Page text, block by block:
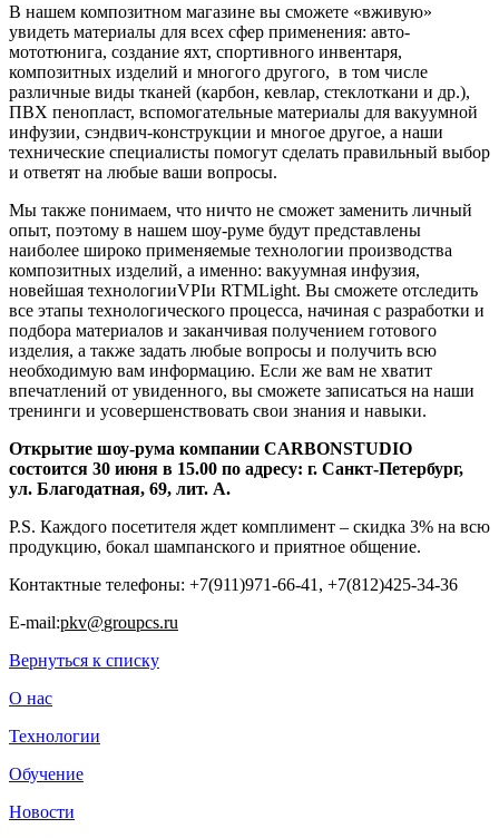
В нашем композитном магазине вы сможете «вживую»
увидеть материалы для всех сфер применения: авто-
мототюнига, создание яхт, спортивного инвентаря,
композитных изделий и многого другого, в том числе
различные виды тканей (карбон, кевлар, стеклоткани и др.),
ПВХ пенопласт, вспомогательные материалы для вакуумной
инфузии, сэндвич-конструкции и многое другое, а наши
технические специалисты помогут сделать правильный выбор
и ответят на любые ваши вопросы.
Мы также понимаем, что ничто не сможет заменить личный
опыт, поэтому в нашем шоу-руме будут представлены
наиболее широко применяемые технологии производства
композитных изделий, а именно: вакуумная инфузия,
новейшая технологииVPIи RTMLight. Вы сможете отследить
все этапы технологического процесса, начиная с разработки и
подбора материалов и заканчивая получением готового
изделия, а также задать любые вопросы и получить всю
необходимую вам информацию. Если же вам не хватит
впечатлений от увиденного, вы сможете записаться на наши
тренинги и усовершенствовать свои знания и навыки.
Открытие шоу-рума компании CARBONSTUDIO
состоится 30 июня в 15.00 по адресу: г. Санкт-Петербург,
ул. Благодатная, 69, лит. А.
P.S. Каждого посетителя ждет комплимент – скидка 3% на всю
продукцию, бокал шампанского и приятное общение.
Контактные телефоны: +7(911)971-66-41, +7(812)425-34-36
E-mail:pkv@groupcs.ru
Вернуться к списку
О нас
Технологии
Обучение
Новости